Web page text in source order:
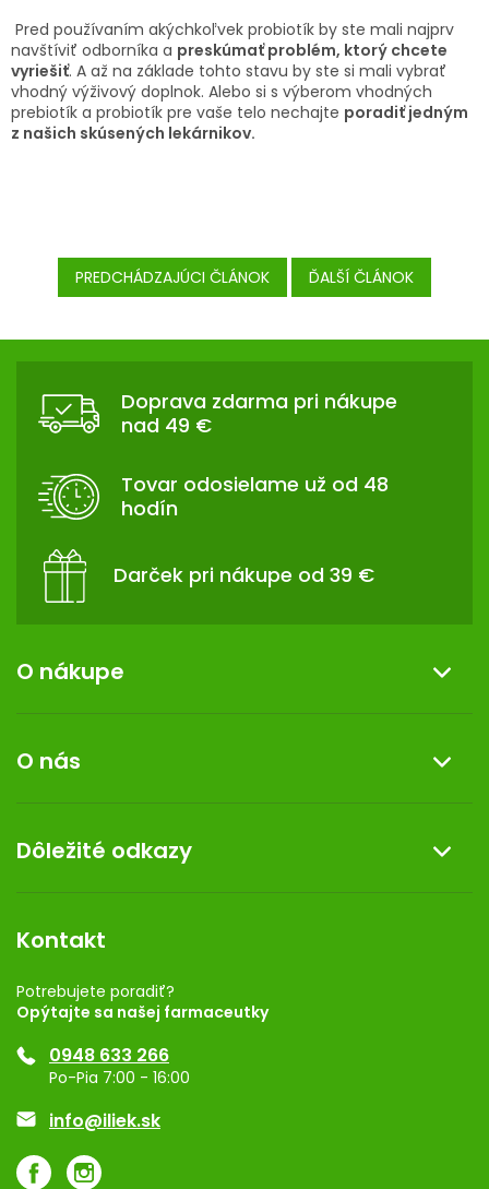
Pred používaním akýchkoľvek probiotík by ste mali najprv
navštíviť odborníka a preskúmať problém, ktorý chcete
vyriešiť. A až na základe tohto stavu by ste si mali vybrať
vhodný výživový doplnok. Alebo si s výberom vhodných
prebiotík a probiotík pre vaše telo nechajte poradiť jedným
z našich skúsených lekárnikov.
PREDCHÁDZAJÚCI ČLÁNOK ĎALŠÍ ČLÁNOK
Z
Doprava zdarma pri nákupe
nad 49 €
Tovar odosielame už od 48
hodín
Darček pri nákupe od 39 €
O nákupe
Reklamácia a vrátenie tovaru
Doprava a platba
Darček k nákupu
O nás
Kontakt
Dermocentrum
Dôležité odkazy
Rozhodnutie na prevádzku
Registrácia
Ponuka pre firmy
Značky
Kontakt
Potrebujete poradiť?
Opýtajte sa našej farmaceutky
0948 633 266
Po-Pia 7:00 - 16:00
info@iliek.sk